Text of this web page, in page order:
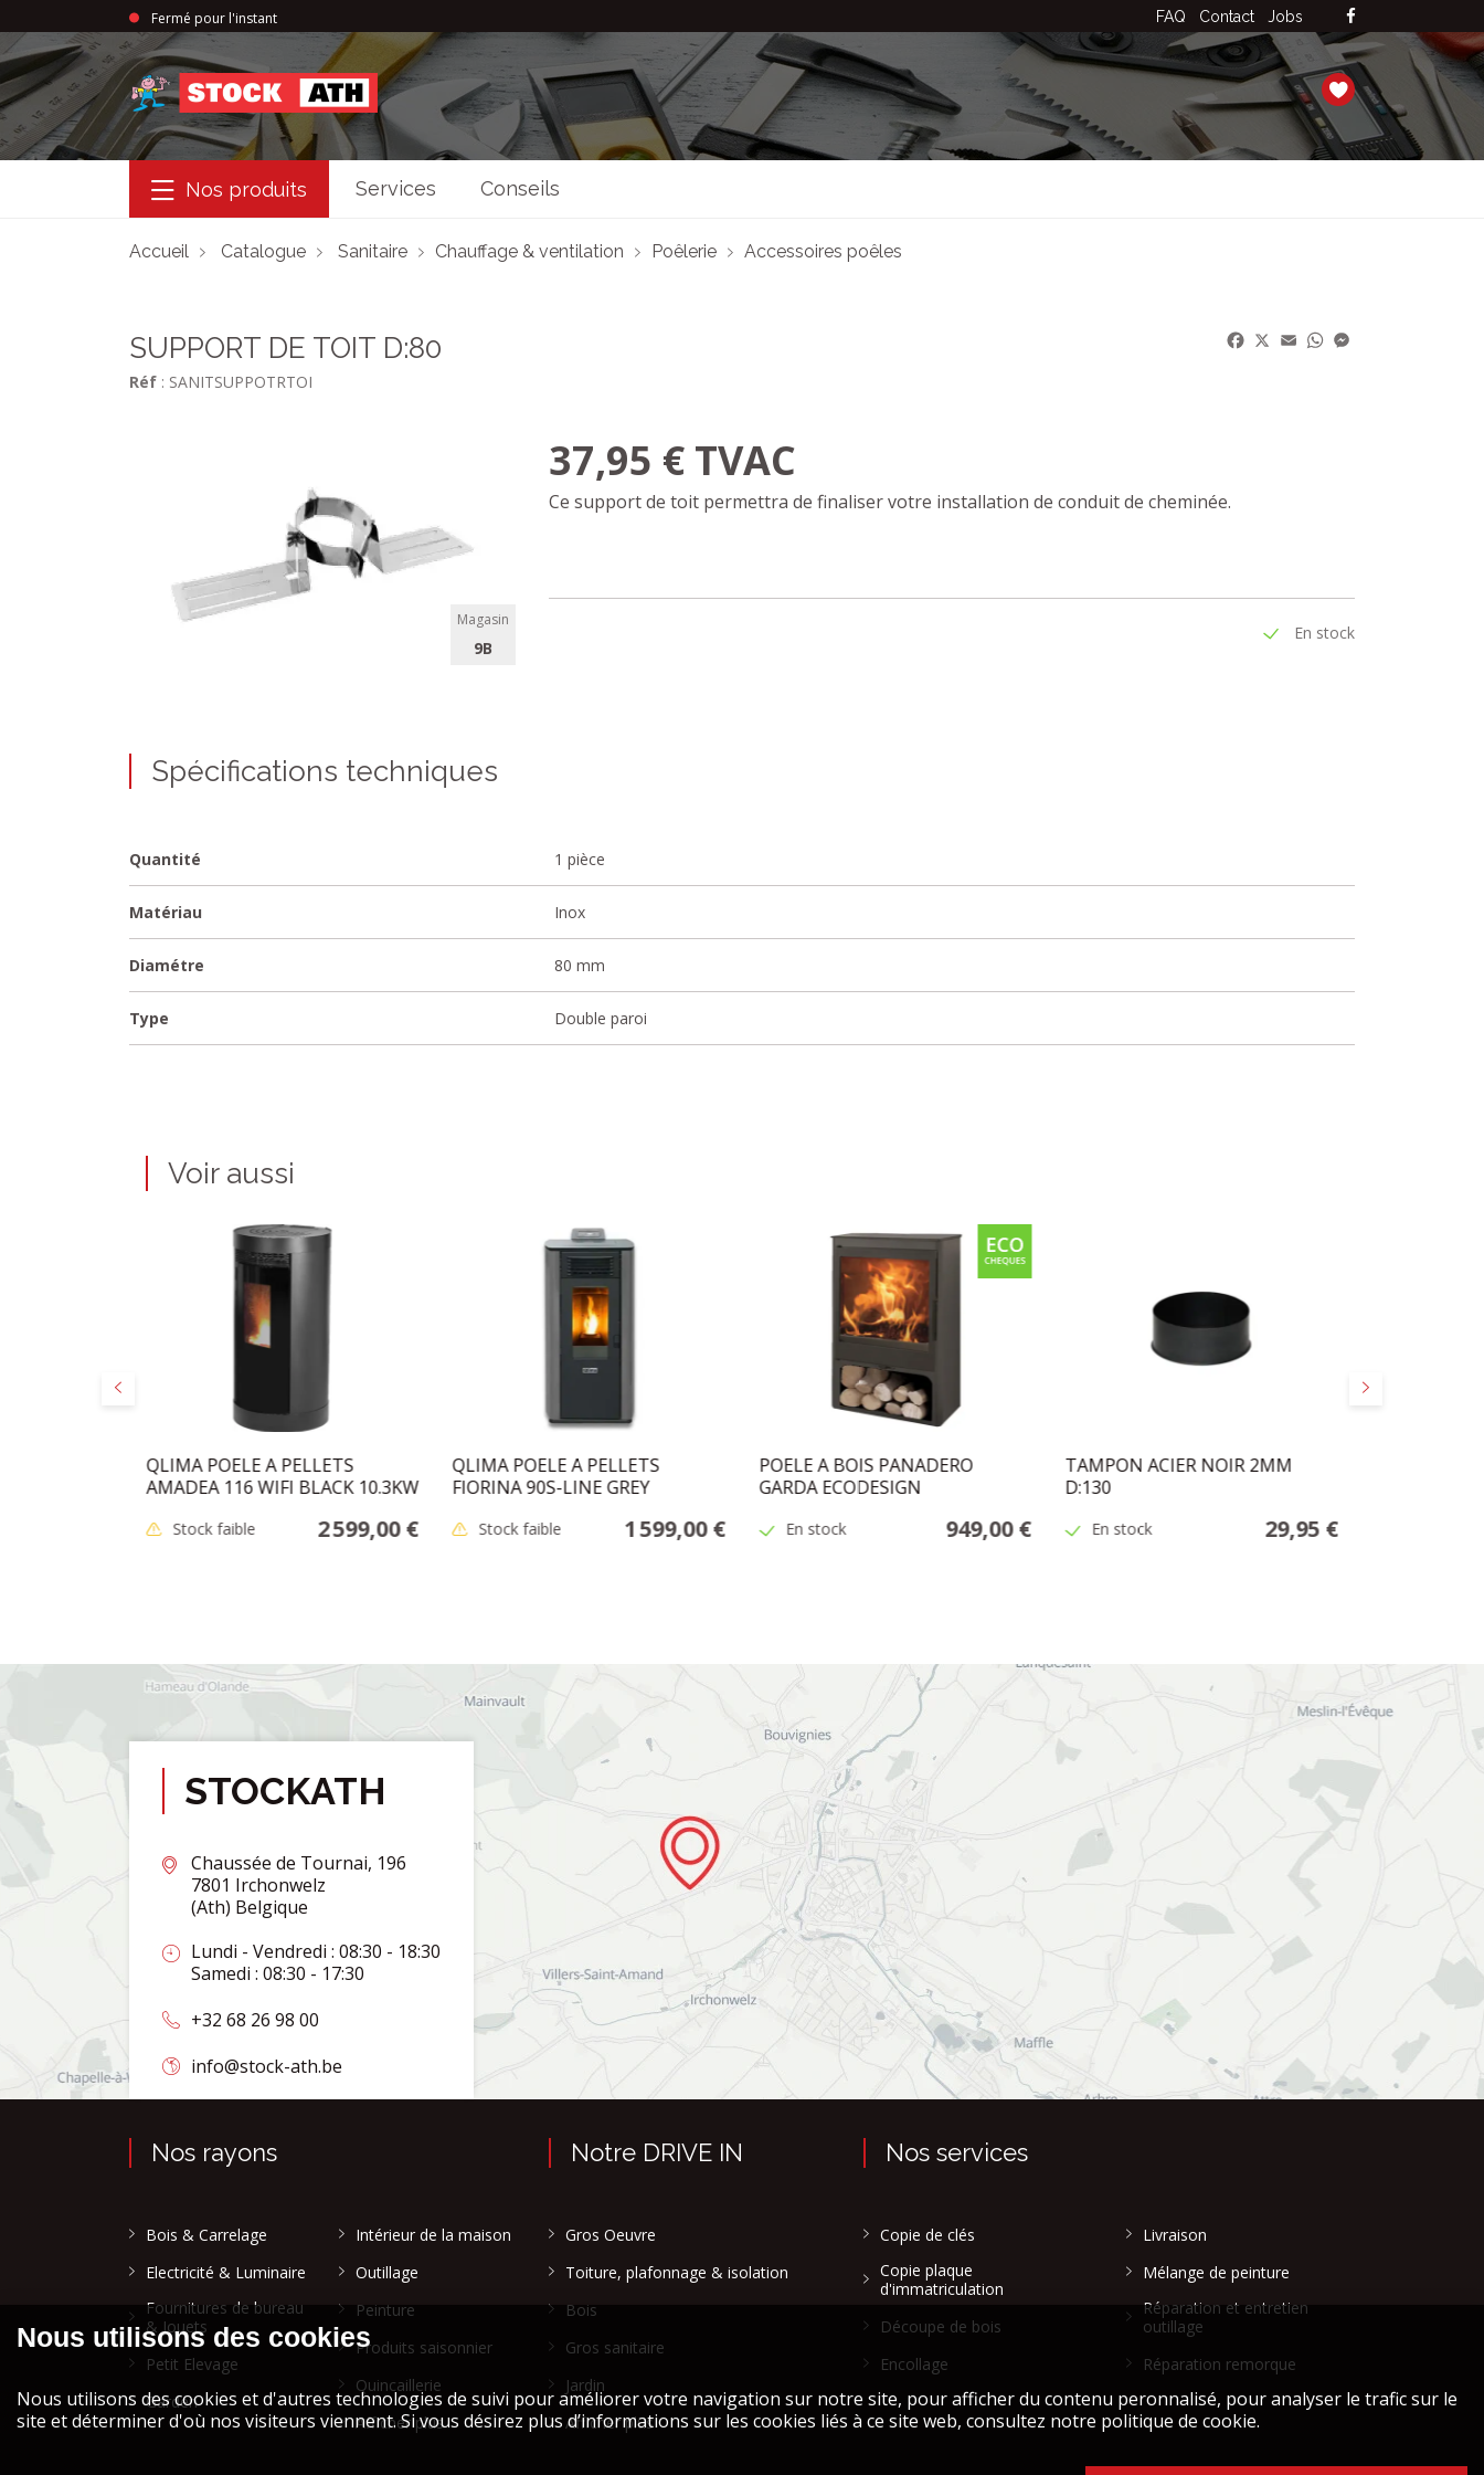
Fermé pour l'instant FAQ Contact Jobs
StockAth
Nos produits Services Conseils
Accueil Catalogue Sanitaire Chauffage & ventilation Poêlerie Accessoires poêles
SUPPORT DE TOIT D:80
Réf : SANITSUPPOTRTOI
Facebook
X EmailWhatsApp
Magasin
9B
37,95 € TVAC
Ce support de toit permettra de finaliser votre installation de conduit de cheminée.
En stock
Spécifications techniques
Quantité 1 pièce
Matériau Inox
Diamétre 80 mm
Type Double paroi
Voir aussi
Suivant
QLIMA POELE A PELLETS
AMADEA 116 WIFI BLACK 10.3KW
Stock faible 2 599,00 €
QLIMA POELE A PELLETS
FIORINA 90S-LINE GREY
Stock faible 1 599,00 €
POELE A BOIS PANADERO
GARDA ECODESIGN
En stock 949,00 €
TAMPON ACIER NOIR 2MM
D:130
En stock 29,95 €
STOCKATH
Chaussée de Tournai, 196
7801 Irchonwelz
(Ath) Belgique
Lundi - Vendredi : 08:30 - 18:30
Samedi : 08:30 - 17:30
+32 68 26 98 00
info@stock-ath.be
Nos rayons
Bois & Carrelage
Electricité & Luminaire
Fournitures de bureau
& Jouets
Petit Elevage
Garden
Intérieur de la maison
Outillage
Peinture
Produits saisonnier
Quincaillerie
Afficher plus
Notre DRIVE IN
Gros Oeuvre
Toiture, plafonnage & isolation
Bois
Gros sanitaire
Jardin
Afficher plus
Nos services
Copie de clés
Copie plaque
d'immatriculation
Découpe de bois
Encollage
Livraison
Mélange de peinture
Réparation et entretien
outillage
Réparation remorque